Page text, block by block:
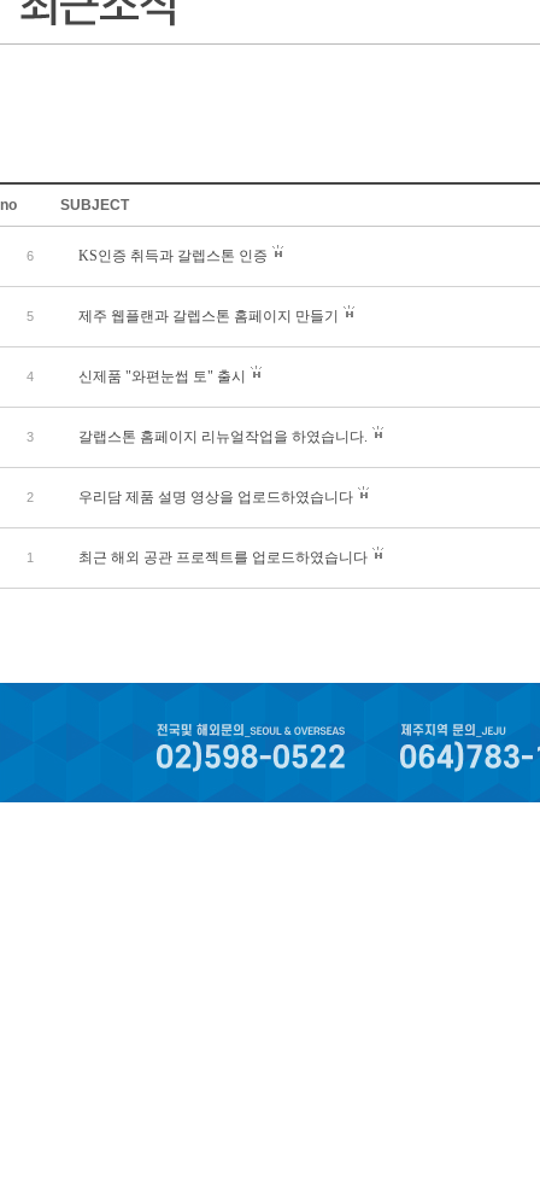
no SUBJECT
6 KS인증 취득과 갈렙스톤 인증
5 제주 웹플랜과 갈렙스톤 홈페이지 만들기
4 신제품 "와편눈썹 토" 출시
3 갈랩스톤 홈페이지 리뉴얼작업을 하였습니다.
2 우리담 제품 설명 영상을 업로드하였습니다
1 최근 해외 공관 프로젝트를 업로드하였습니다